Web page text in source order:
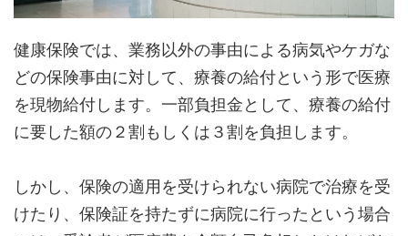
健康保険では、業務以外の事由による病気やケガな
どの保険事由に対して、療養の給付という形で医療
を現物給付します。一部負担金として、療養の給付
に要した額の２割もしくは３割を負担します。
しかし、保険の適用を受けられない病院で治療を受
けたり、保険証を持たずに病院に行ったという場合